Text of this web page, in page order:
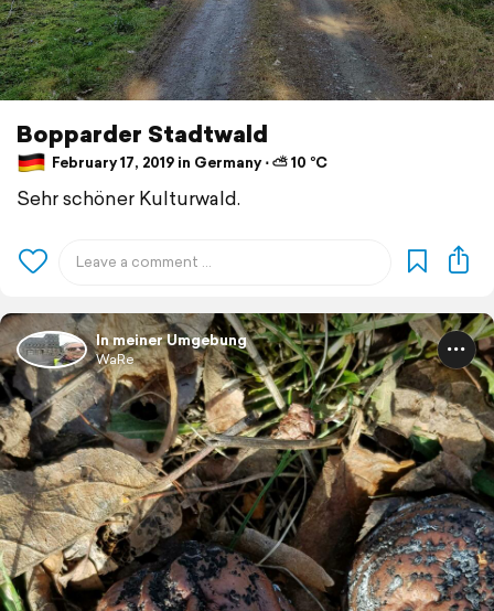
Bopparder Stadtwald
February 17, 2019 in Germany ⋅ ⛅ 10 °C
Sehr schöner Kulturwald.
In meiner Umgebung
WaRe